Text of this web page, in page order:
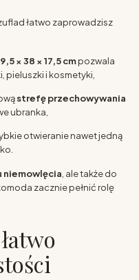
łatwo zaprowadzisz
× 38 × 17,5 cmpozwala
pieluszki i kosmetyki,
strefę przechowywania
ubranka,
otwieranie nawet jedną
niemowlęcia, ale także do
zacznie pełnić rolę